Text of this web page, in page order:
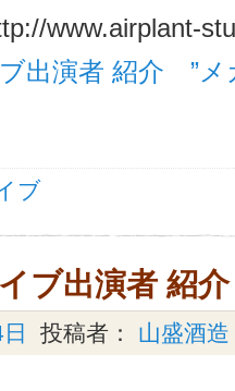
www.airplant-
出演者 紹介 ”メ
ブ
ブ出演者 紹
投稿者： 山盛酒造